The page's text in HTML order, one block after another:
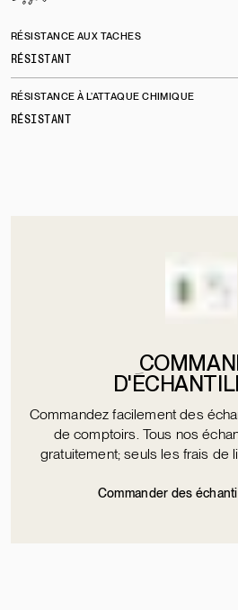
RÉSISTANCE AUX TACHES
RÉSISTANT
RÉSISTANCE À L’ATTAQUE CHIMIQUE
RÉSISTANT
Commandez facilement des
de comptoirs. Tous nos
gratuitement; seuls les frais de
Commander des